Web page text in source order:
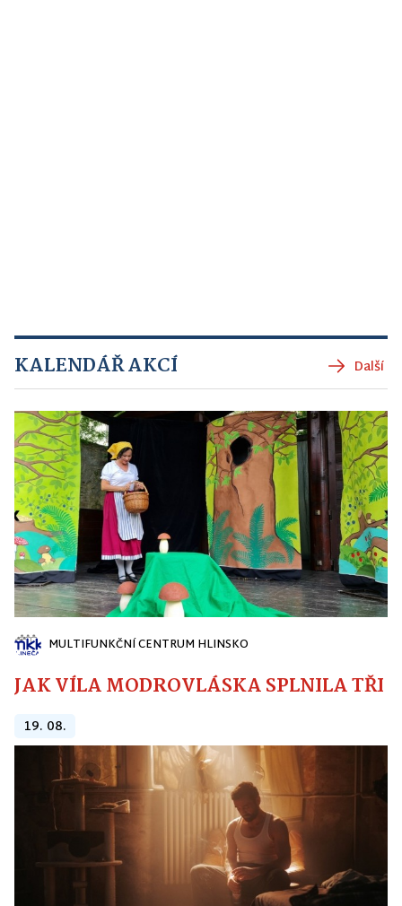
KALENDÁŘ AKCÍ Další
MULTIFUNKČNÍ CENTRUM HLINSKO
JAK VÍLA MODROVLÁSKA SPLNILA
19. 08.